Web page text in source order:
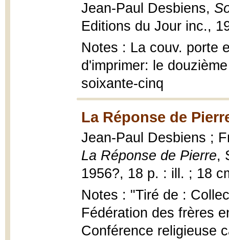
Jean-Paul Desbiens,
Editions du Jour inc.,
Notes : La couv. porte
d'imprimer: le
soixante-cinq
La Réponse de
Jean-Paul Desbiens ;
La Réponse de Pierre,
1956?, 18 p. : ill. ; 18
Notes : "Tiré de :
Fédération des frères
Conférence religieuse